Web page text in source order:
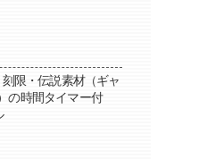
刻限・伝説素材（ギャ
の時間タイマー付